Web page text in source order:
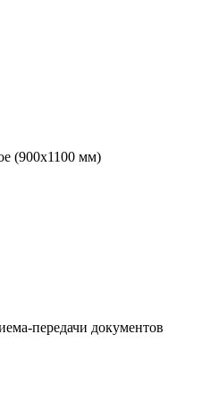
(900х1100 мм)
передачи документов